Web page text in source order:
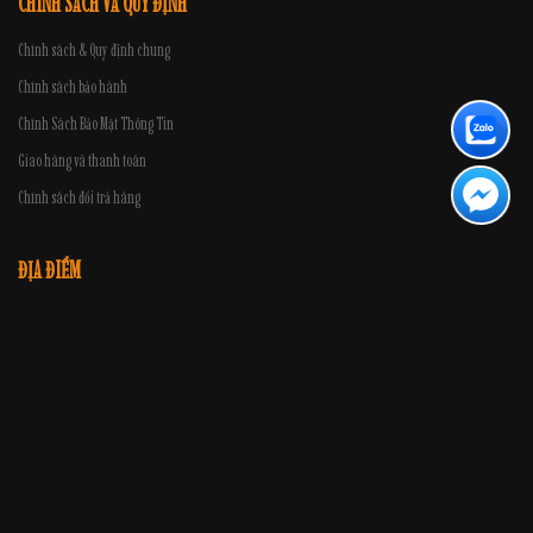
Chính sách & Quy định chung
Chính sách bảo hành
Chính Sách Bảo Mật Thông Tin
Giao hàng và thanh toán
Chính sách đổi trả hàng
ĐỊA ĐIỂM